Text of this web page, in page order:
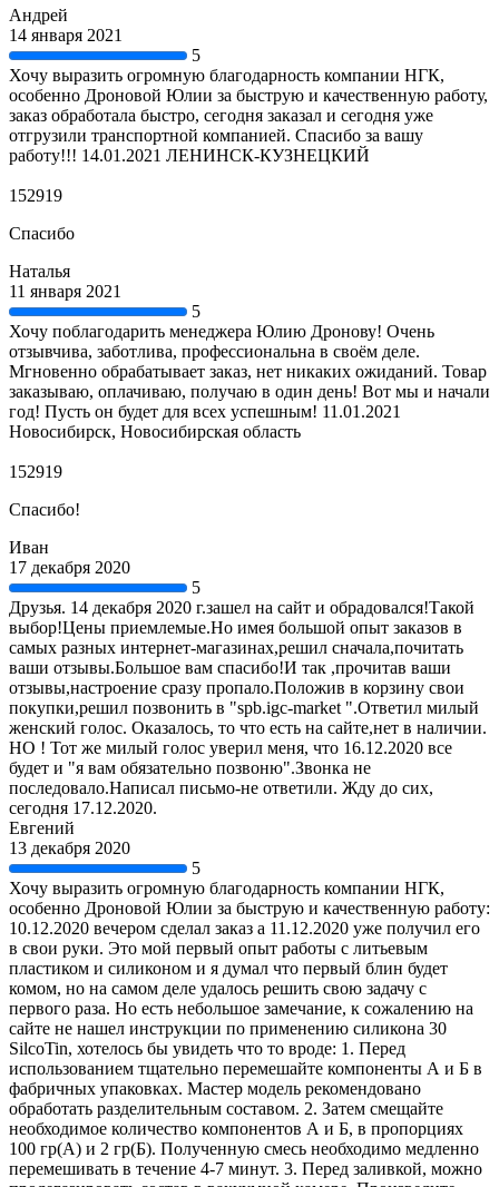
Андрей
14 января 2021
5
Хочу выразить огромную благодарность компании НГК,
особенно Дроновой Юлии за быструю и качественную работу,
заказ обработала быстро, сегодня заказал и сегодня уже
отгрузили транспортной компанией. Спасибо за вашу
работу!!! 14.01.2021 ЛЕНИНСК-КУЗНЕЦКИЙ
152919
Спасибо
Наталья
11 января 2021
5
Хочу поблагодарить менеджера Юлию Дронову! Очень
отзывчива, заботлива, профессиональна в своём деле.
Мгновенно обрабатывает заказ, нет никаких ожиданий. Товар
заказываю, оплачиваю, получаю в один день! Вот мы и начали
год! Пусть он будет для всех успешным! 11.01.2021
Новосибирск, Новосибирская область
152919
Спасибо!
Иван
17 декабря 2020
5
Друзья. 14 декабря 2020 г.зашел на сайт и обрадовался!Такой
выбор!Цены приемлемые.Но имея большой опыт заказов в
самых разных интернет-магазинах,решил сначала,почитать
ваши отзывы.Большое вам спасибо!И так ,прочитав ваши
отзывы,настроение сразу пропало.Положив в корзину свои
покупки,решил позвонить в "spb.igc-market ".Ответил милый
женский голос. Оказалось, то что есть на сайте,нет в наличии.
НО ! Тот же милый голос уверил меня, что 16.12.2020 все
будет и "я вам обязательно позвоню".Звонка не
последовало.Написал письмо-не ответили. Жду до сих,
сегодня 17.12.2020.
Евгений
13 декабря 2020
5
Хочу выразить огромную благодарность компании НГК,
особенно Дроновой Юлии за быструю и качественную работу:
10.12.2020 вечером сделал заказ а 11.12.2020 уже получил его
в свои руки. Это мой первый опыт работы с литьевым
пластиком и силиконом и я думал что первый блин будет
комом, но на самом деле удалось решить свою задачу с
первого раза. Но есть небольшое замечание, к сожалению на
сайте не нашел инструкции по применению силикона 30
SilcoTin, хотелось бы увидеть что то вроде: 1. Перед
использованием тщательно перемешайте компоненты А и Б в
фабричных упаковках. Мастер модель рекомендовано
обработать разделительным составом. 2. Затем смещайте
необходимое количество компонентов А и Б, в пропорциях
100 гр(А) и 2 гр(Б). Полученную смесь необходимо медленно
перемешивать в течение 4-7 минут. 3. Перед заливкой, можно